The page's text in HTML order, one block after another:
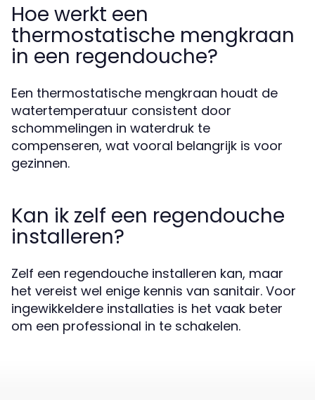
Hoe werkt een
thermostatische mengkraan
in een regendouche?
Een thermostatische mengkraan houdt de
watertemperatuur consistent door
schommelingen in waterdruk te
compenseren, wat vooral belangrijk is voor
gezinnen.
Kan ik zelf een regendouche
installeren?
Zelf een regendouche installeren kan, maar
het vereist wel enige kennis van sanitair. Voor
ingewikkeldere installaties is het vaak beter
om een professional in te schakelen.